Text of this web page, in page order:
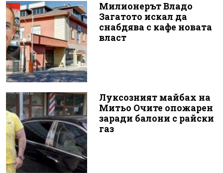
Милионерът Владо
Загатото искал да
снабдява с кафе новата
власт
Луксозният майбах на
Митьо Очите опожарен
заради балони с райски
газ